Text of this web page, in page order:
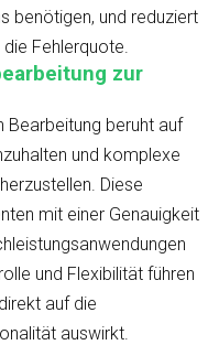
benötigen, und reduziert
Fehlerquote.
zur
Bearbeitung beruht auf
und komplexe
Diese
mit einer Genauigkeit
und Flexibilität führen
auf die
auswirkt.